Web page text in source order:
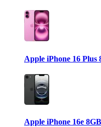
Apple iPhone 16 Plus
Apple iPhone 16e